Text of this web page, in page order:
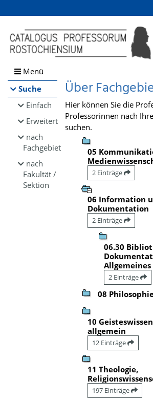
Browsen
direkt zum Inhalt
Menü
Suche
Einfach
Erweitert
nach
Fachgebiet
nach
Fakultät /
Sektion
Über
Hier können Sie die
Professorinnen nach
suchen.
05
2 Einträge
06 Information
Dokumentation
2 Einträge
06.30
Allgemeines
2 Einträge
08
10
allgemein
12 Einträge
11 Theologie,
197 Einträge